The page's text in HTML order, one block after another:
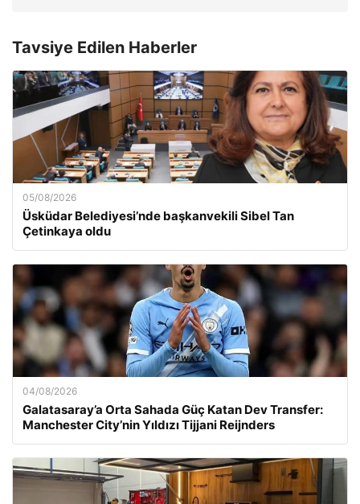
Tavsiye Edilen Haberler
05/08/2026
Üsküdar Belediyesi’nde başkanvekili Sibel Tan
Çetinkaya oldu
04/08/2026
Galatasaray’a Orta Sahada Güç Katan Dev Transfer:
Manchester City’nin Yıldızı Tijjani Reijnders